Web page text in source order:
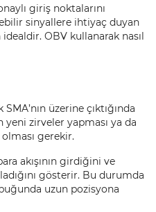
giriş noktalarını
sinyallere ihtiyaç duyan
OBV kullanarak nasıl
üzerine çıktığında
yeni zirveler yapması ya da
gerekir.
akışının girdiğini ve
gösterir. Bu durumda
uzun pozisyona